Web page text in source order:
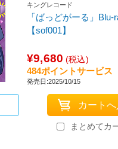
キングレコード
「ばっどがーる」Blu-
【sof001】
¥9,680 (税込)
484ポイントサービス
発売日:2025/10/15
まとめてカ